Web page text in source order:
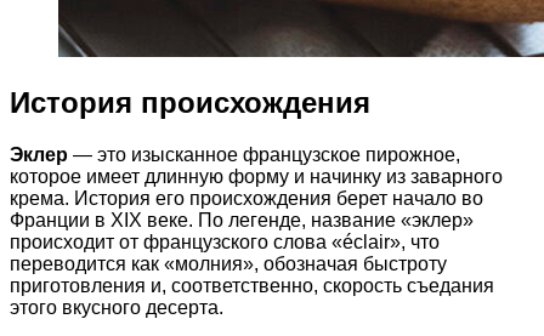
История происхождения
Эклер — это изысканное французское пирожное,
которое имеет длинную форму и начинку из заварного
крема. История его происхождения берет начало во
Франции в XIX веке. По легенде, название «эклер»
происходит от французского слова «éclair», что
переводится как «молния», обозначая быстроту
приготовления и, соответственно, скорость съедания
этого вкусного десерта.